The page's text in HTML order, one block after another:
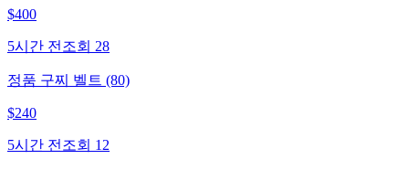
$400
5시간 전 조회 28
정품 구찌 벨트 (80)
$240
5시간 전 조회 12